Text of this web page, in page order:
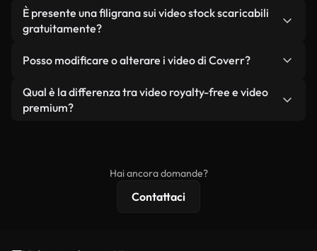
senza citare il creatore, sebbene sia sempre
gradito.
Sì. Tutti i filmati di Coverr possono essere utilizzati
in video monetizzati su YouTube, promozioni sui
condizione che non si rivendano o ridistribuiscano
È presente una filigrana sui video stock scaricabili
gratuitamente?
reali o generati dall'intelligenza artificiale, include
filigrane. Avrai a disposizione filmati puliti e pronti
all'uso.
Posso modificare o alterare i video di Coverr?
Sì. Siete liberi di tagliare, ritagliare o remixare i
nostri video. Assicuratevi solo che il prodotto
Qual è la differenza tra video royalty-free e video
premium?
Hai ancora domande?
Contattaci